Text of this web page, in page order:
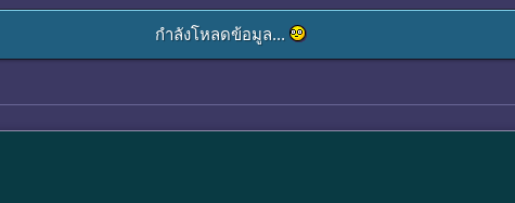
กำลังโหลดข้อมูล...